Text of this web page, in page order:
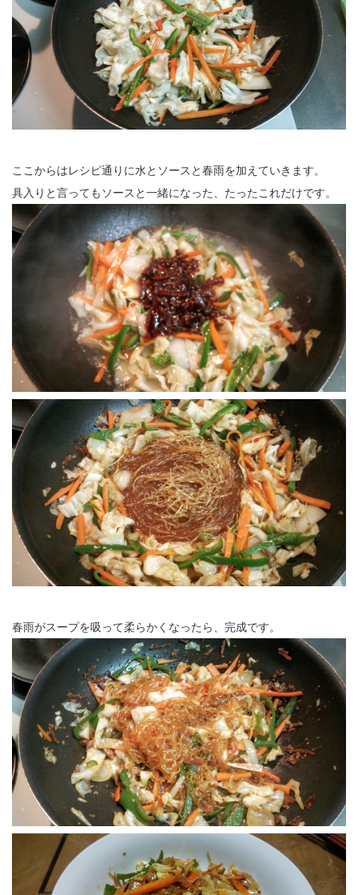
ここからはレシピ通りに水とソースと春雨を加えていきます。
具入りと言ってもソースと一緒になった、たったこれだけです。
春雨がスープを吸って柔らかくなったら、完成です。